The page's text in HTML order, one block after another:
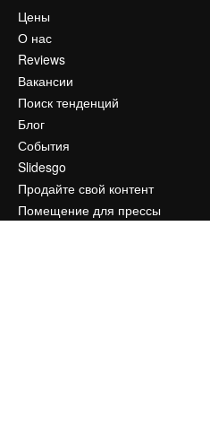
Цены
О нас
Reviews
Вакансии
Поиск тенденций
Блог
События
Slidesgo
Продайте свой контент
Помещение для прессы